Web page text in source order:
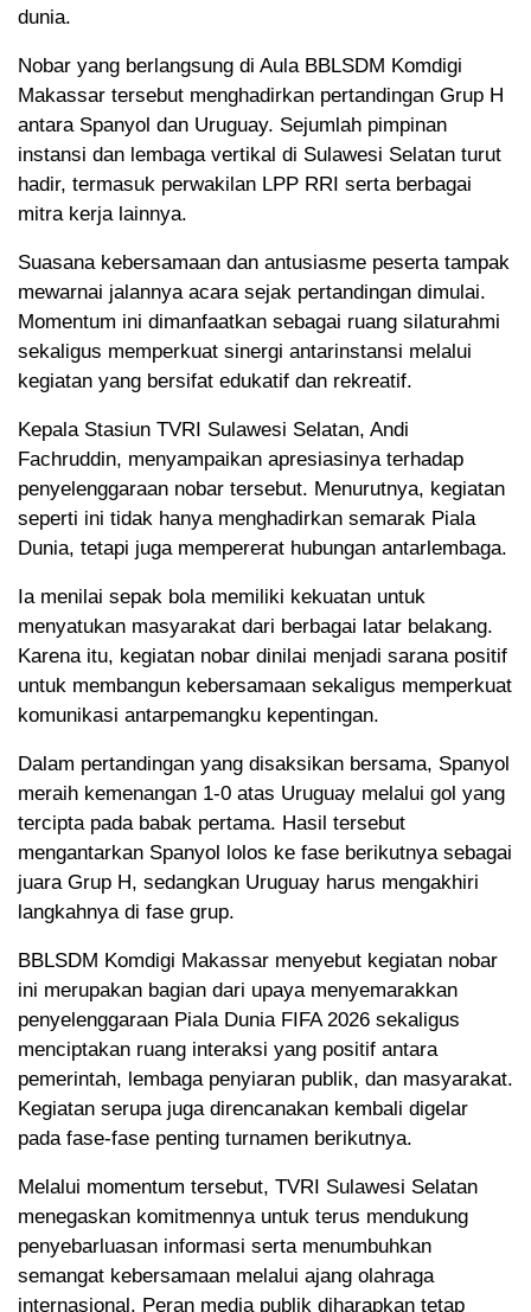
dunia.
Nobar yang berlangsung di Aula BBLSDM Komdigi
Makassar tersebut menghadirkan pertandingan Grup H
antara Spanyol dan Uruguay. Sejumlah pimpinan
instansi dan lembaga vertikal di Sulawesi Selatan turut
hadir, termasuk perwakilan LPP RRI serta berbagai
mitra kerja lainnya.
Suasana kebersamaan dan antusiasme peserta tampak
mewarnai jalannya acara sejak pertandingan dimulai.
Momentum ini dimanfaatkan sebagai ruang silaturahmi
sekaligus memperkuat sinergi antarinstansi melalui
kegiatan yang bersifat edukatif dan rekreatif.
Kepala Stasiun TVRI Sulawesi Selatan, Andi
Fachruddin, menyampaikan apresiasinya terhadap
penyelenggaraan nobar tersebut. Menurutnya, kegiatan
seperti ini tidak hanya menghadirkan semarak Piala
Dunia, tetapi juga mempererat hubungan antarlembaga.
Ia menilai sepak bola memiliki kekuatan untuk
menyatukan masyarakat dari berbagai latar belakang.
Karena itu, kegiatan nobar dinilai menjadi sarana positif
untuk membangun kebersamaan sekaligus memperkuat
komunikasi antarpemangku kepentingan.
Dalam pertandingan yang disaksikan bersama, Spanyol
meraih kemenangan 1-0 atas Uruguay melalui gol yang
tercipta pada babak pertama. Hasil tersebut
mengantarkan Spanyol lolos ke fase berikutnya sebagai
juara Grup H, sedangkan Uruguay harus mengakhiri
langkahnya di fase grup.
BBLSDM Komdigi Makassar menyebut kegiatan nobar
ini merupakan bagian dari upaya menyemarakkan
penyelenggaraan Piala Dunia FIFA 2026 sekaligus
menciptakan ruang interaksi yang positif antara
pemerintah, lembaga penyiaran publik, dan masyarakat.
Kegiatan serupa juga direncanakan kembali digelar
pada fase-fase penting turnamen berikutnya.
Melalui momentum tersebut, TVRI Sulawesi Selatan
menegaskan komitmennya untuk terus mendukung
penyebarluasan informasi serta menumbuhkan
semangat kebersamaan melalui ajang olahraga
internasional. Peran media publik diharapkan tetap